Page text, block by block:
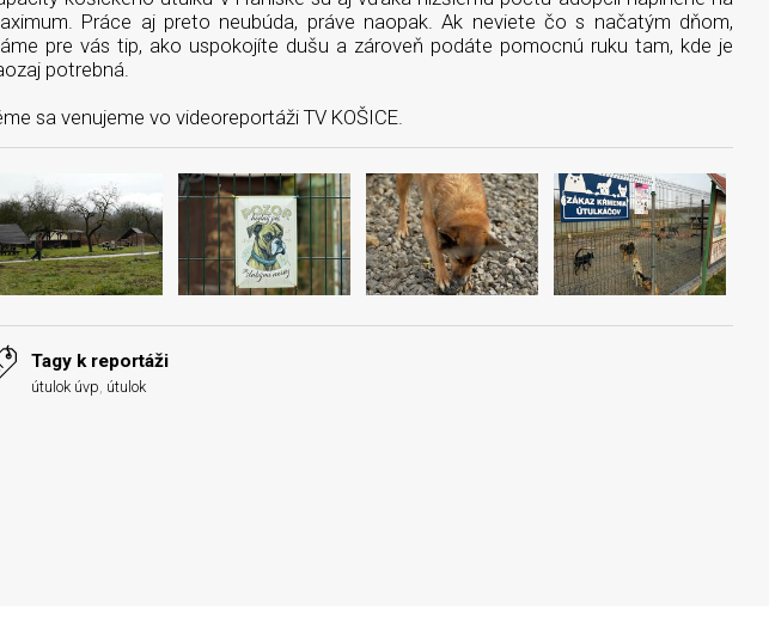
Práce aj preto neubúda, práve naopak. Ak neviete čo s načatým dňom,
pre vás tip, ako uspokojíte dušu a zároveň podáte pomocnú ruku tam, kde je
potrebná.
sa venujeme vo videoreportáži TV KOŠICE.
Tagy k reportáži
útulok úvp útulok